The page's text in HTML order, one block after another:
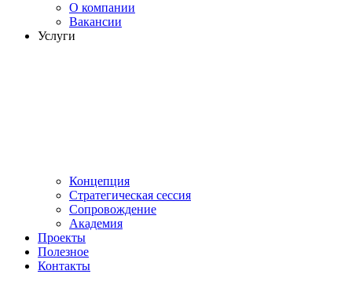
О компании
Вакансии
Услуги
Концепция
Стратегическая сессия
Сопровождение
Академия
Проекты
Полезное
Контакты